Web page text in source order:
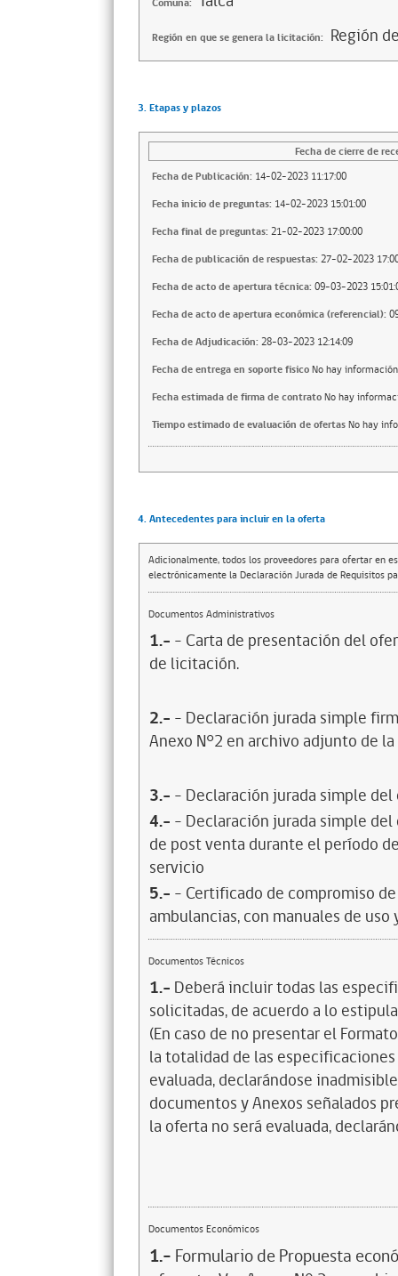
Comuna:
Región en que se genera la licitación: Región
3. Etapas y plazos
Fecha de cierre de
Fecha de Publicación: 14-02-2023 11:17:00
Fecha inicio de preguntas: 14-02-2023 15:01:00
Fecha final de preguntas: 21-02-2023 17:00:00
Fecha de publicación de respuestas: 27-02-2023
Fecha de acto de apertura técnica: 09-03-2023
Fecha de acto de apertura económica (referencial):
Fecha de Adjudicación: 28-03-2023 12:14:09
Fecha de entrega en soporte fisicoNo hay información
Fecha estimada de firma de contratoNo hay
Tiempo estimado de evaluación de ofertasNo hay
4. Antecedentes para incluir en la oferta
Adicionalmente, todos los proveedores para ofertar en
electrónicamente la Declaración Jurada de Requisitos
Documentos Administrativos
1.- - Carta de presentación del
de licitación.
2.- - Declaración jurada simple
Anexo N°2 en archivo adjunto de
3.- - Declaración jurada simple
4.- - Declaración jurada simple
de post venta durante el período
servicio
5.- - Certificado de compromiso
ambulancias, con manuales de
Documentos Técnicos
1.- Deberá incluir todas las
solicitadas, de acuerdo a lo
(En caso de no presentar el
la totalidad de las
evaluada, declarándose
documentos y Anexos señalados
la oferta no será evaluada,
Documentos Económicos
1.- Formulario de Propuesta